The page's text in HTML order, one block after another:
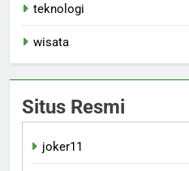
teknologi
wisata
Situs Resmi
joker11